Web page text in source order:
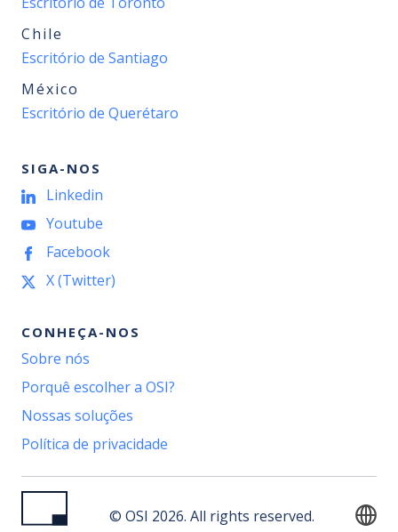
Chile
Escritório de Santiago
México
Escritório de Querétaro
SIGA-NOS
Linkedin
Youtube
Facebook
X (Twitter)
CONHEÇA-NOS
Sobre nós
Porquê escolher a OSI?
Nossas soluções
Política de privacidade
© OSI 2026. All rights reserved.